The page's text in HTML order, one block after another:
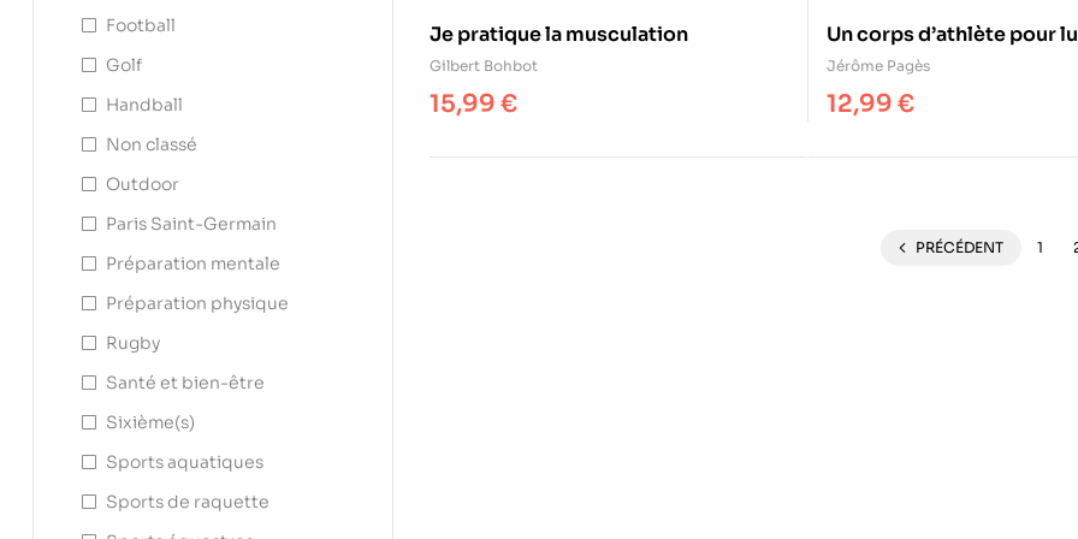
Je pratique la musculation
Gilbert Bohbot
15,99 €
Un corps d’athlète pour
Jérôme Pagès
12,99 €
PRÉCÉDENT 1
Football
Golf
Handball
Non classé
Outdoor
Paris Saint-Germain
Préparation mentale
Préparation physique
Rugby
Santé et bien-être
Sixième(s)
Sports aquatiques
Sports de raquette